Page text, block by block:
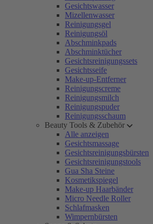
Gesichtswasser
Mizellenwasser
Reinigungsgel
Reinigungsöl
Abschminkpads
Abschminktücher
Gesichtsreinigungssets
Gesichtsseife
Make-up-Entferner
Reinigungscreme
Reinigungsmilch
Reinigungspuder
Reinigungsschaum
Beauty Tools & Zubehör
Alle anzeigen
Gesichtsmassage
Gesichtsreinigungsbürsten
Gesichtsreinigungstools
Gua Sha Steine
Kosmetikspiegel
Make-up Haarbänder
Micro Needle Roller
Schlafmasken
Wimpernbürsten